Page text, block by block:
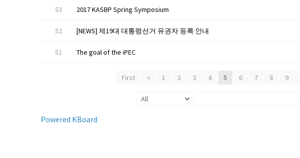
53 2017 KASBP Spring Symposium
52 [NEWS] 제19대 대통령선거 유권자 등록 안내
51 The goal of the iPEC
First « 1 2 3 4 5 6 7 8 9
Powered KBoard